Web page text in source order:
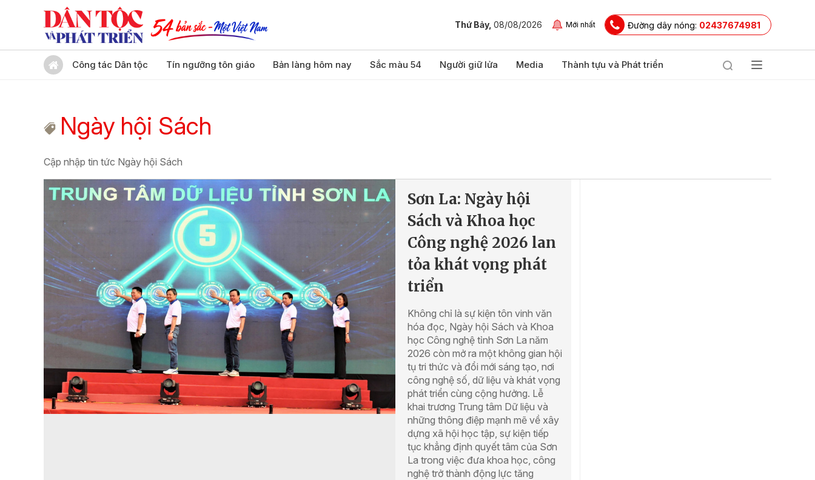
Thứ Bảy, 08/08/2026 Mới nhất Đường dây nóng: 02437674981
Công tác Dân tộc Tín ngưỡng tôn giáo Bản làng hôm nay Sắc màu 54 Người giữ lửa Media Thành tựu và Phát triển
Ngày hội Sách
Cập nhập tin tức Ngày hội Sách
Sơn La: Ngày hội
Sách và Khoa học
Công nghệ 2026 lan
tỏa khát vọng phát
triển
Không chỉ là sự kiện tôn vinh văn
hóa đọc, Ngày hội Sách và Khoa
học Công nghệ tỉnh Sơn La năm
2026 còn mở ra một không gian hội
tụ tri thức và đổi mới sáng tạo, nơi
công nghệ số, dữ liệu và khát vọng
phát triển cùng cộng hưởng. Lễ
khai trương Trung tâm Dữ liệu và
những thông điệp mạnh mẽ về xây
dựng xã hội học tập, sự kiện tiếp
tục khẳng định quyết tâm của Sơn
La trong việc đưa khoa học, công
nghệ trở thành động lực tăng